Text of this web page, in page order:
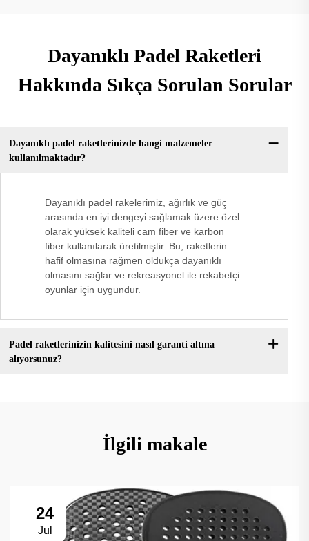
Dayanıklı Padel Raketleri
Hakkında Sıkça Sorulan Sorular
Dayanıklı padel raketlerinizde hangi malzemeler
kullanılmaktadır?
Dayanıklı padel rakelerimiz, ağırlık ve güç
arasında en iyi dengeyi sağlamak üzere özel
olarak yüksek kaliteli cam fiber ve karbon
fiber kullanılarak üretilmiştir. Bu, raketlerin
hafif olmasına rağmen oldukça dayanıklı
olmasını sağlar ve rekreasyonel ile rekabetçi
oyunlar için uygundur.
Padel raketlerinizin kalitesini nasıl garanti altına
alıyorsunuz?
İlgili makale
24
Jul